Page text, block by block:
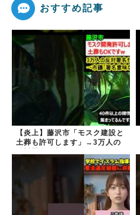
おすすめ記事
【炎上】藤沢市「モスク建設と
土葬も許可します」→3万人の